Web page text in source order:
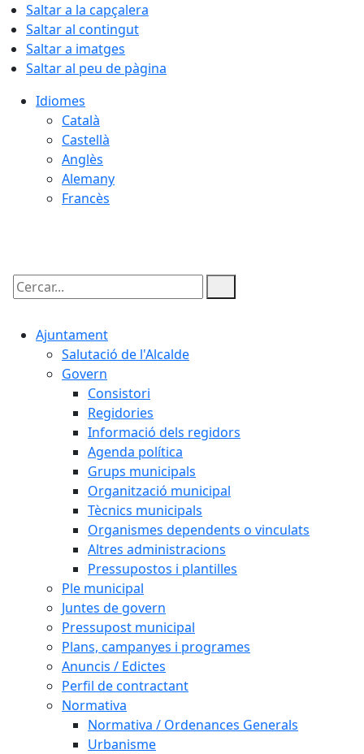
Saltar a la capçalera
Saltar al contingut
Saltar a imatges
Saltar al peu de pàgina
Idiomes
Català
Castellà
Anglès
Alemany
Francès
Cercar:
Ajuntament
Salutació de l'Alcalde
Govern
Consistori
Regidories
Informació dels regidors
Agenda política
Grups municipals
Organització municipal
Tècnics municipals
Organismes dependents o vinculats
Altres administracions
Pressupostos i plantilles
Ple municipal
Juntes de govern
Pressupost municipal
Plans, campanyes i programes
Anuncis / Edictes
Perfil de contractant
Normativa
Normativa / Ordenances Generals
Urbanisme